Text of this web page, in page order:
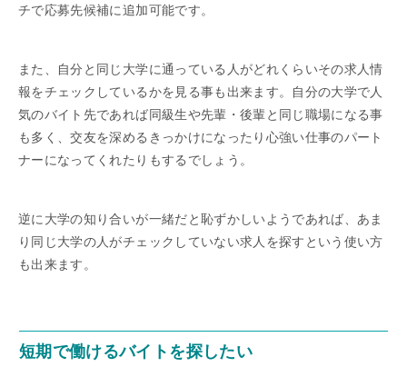
チで応募先候補に追加可能です。
また、自分と同じ大学に通っている人がどれくらいその求人情
報をチェックしているかを見る事も出来ます。自分の大学で人
気のバイト先であれば同級生や先輩・後輩と同じ職場になる事
も多く、交友を深めるきっかけになったり心強い仕事のパート
ナーになってくれたりもするでしょう。
逆に大学の知り合いが一緒だと恥ずかしいようであれば、あま
り同じ大学の人がチェックしていない求人を探すという使い方
も出来ます。
短期で働けるバイトを探したい